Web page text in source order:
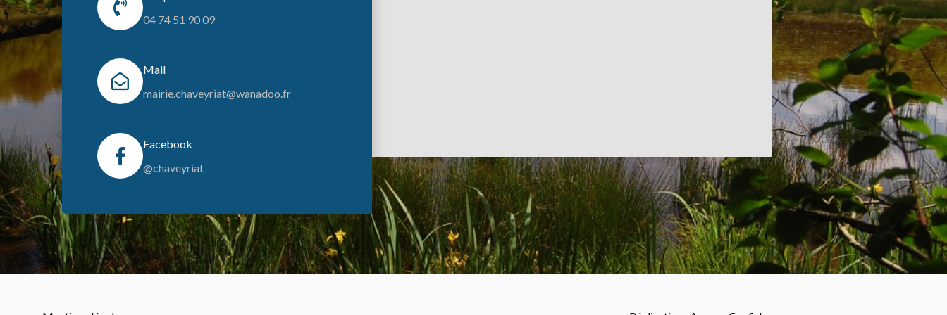
04 74 51 90 09
Mail
mairie.chaveyriat@wanadoo.fr
Facebook
@chaveyriat